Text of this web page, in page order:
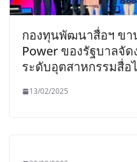
กองทุนพัฒนาสื่อฯ ขา
Power ของรัฐบาลจัด
ระดับอุตสาหกรรมสื่อ
13/02/2025